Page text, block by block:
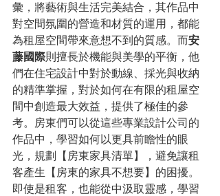
彙，將藝術與生活完美結合，其作品中
對空間氛圍的營造和材質的運用，都能
為租屋空間帶來意想不到的質感。而安
藤國際則擅長於機能與美學的平衡，他
們在住宅設計中對於動線、採光與收納
的精準掌握，對於如何在有限的租屋空
間中創造最大效益，提供了極佳的參
考。房東們可以從這些專業設計公司的
作品中，學習如何以更具前瞻性的眼
光，規劃【房東家具清單】，避免讓租
客產生【房東的家具不想要】的困擾。
即使是租客，也能從中汲取靈感，學習